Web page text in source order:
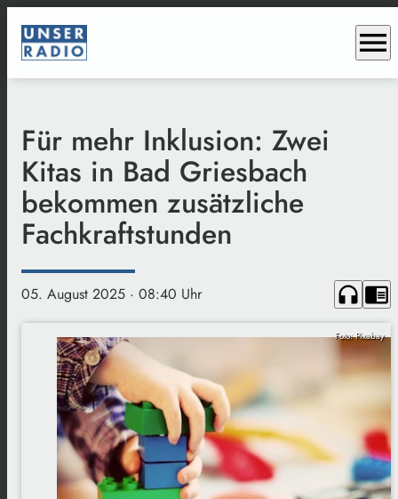
menu
Für mehr Inklusion: Zwei
Kitas in Bad Griesbach
bekommen zusätzliche
Fachkraftstunden
05. August 2025 · 08:40 Uhr headphones chrome_reader_mode
Foto: Pixabay